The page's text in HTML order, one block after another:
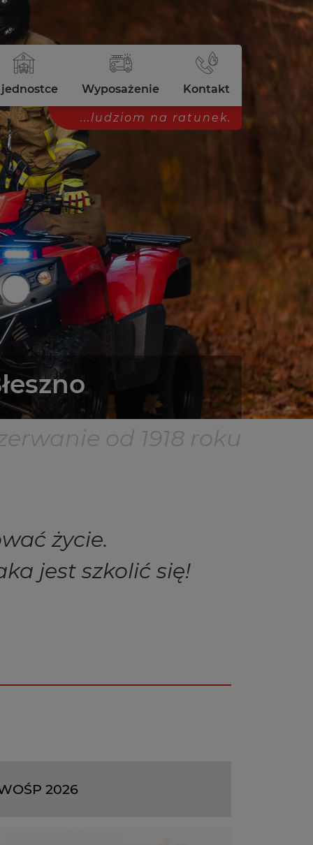
jednostce Wyposażenie Kontakt
...ludziom na ratunek.
od 1918 roku
życie.
jest szkolić się!
2026